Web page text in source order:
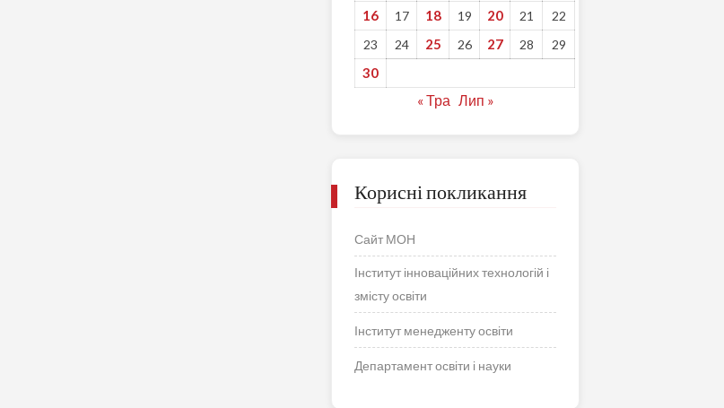
16 17 18 19 20 21
22
23
24 25 26 27 28 29
30
« Тра Лип »
Корисні покликання
Сайт МОН
Інститут інноваційних технологій і
змісту освіти
Інститут менедженту освіти
Департамент освіти і науки